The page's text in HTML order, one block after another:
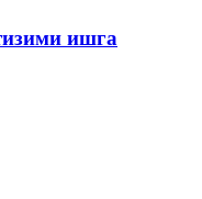
ишга